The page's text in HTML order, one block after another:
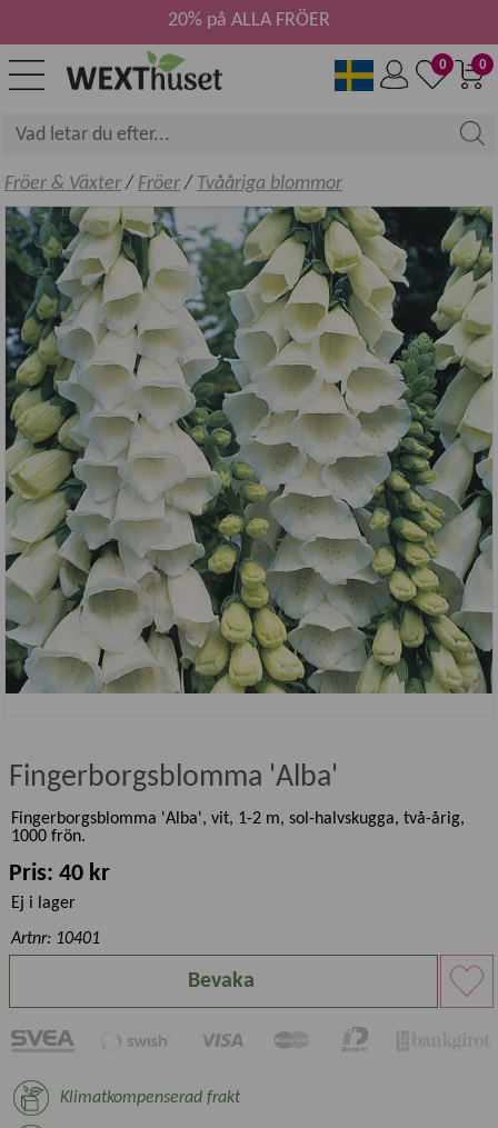
0
0
20% på ALLA FRÖER
Fröer & Växter/ Fröer/ Tvååriga blommor
Fingerborgsblomma 'Alba'
Fingerborgsblomma 'Alba', vit, 1-2 m, sol-halvskugga, två-årig,
1000 frön.
Pris: 40 kr
Ej i lager
Artnr: 10401
Bevaka
Klimatkompenserad frakt